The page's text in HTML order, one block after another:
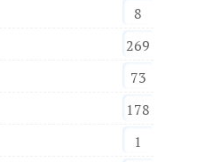
8
269
73
178
1